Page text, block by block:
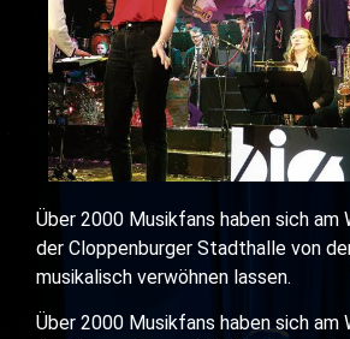
Über 2000 Musikfans haben sich am
der Cloppenburger Stadthalle von
musikalisch verwöhnen lassen.
Über 2000 Musikfans haben sich am